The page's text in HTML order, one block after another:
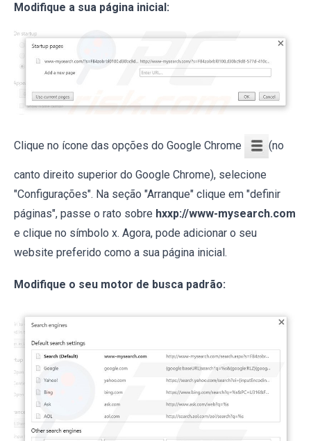
Modifique a sua página inicial:
Clique no ícone das opções do Google Chrome (no
canto direito superior do Google Chrome), selecione
"Configurações". Na seção "Arranque" clique em "definir
páginas", passe o rato sobre hxxp://www-mysearch.com
e clique no símbolo x. Agora, pode adicionar o seu
website preferido como a sua página inicial.
Modifique o seu motor de busca padrão: